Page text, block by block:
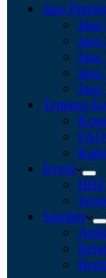
Jasa
Jasa
Tentang
FAQ
Karir
Event
BBF
Sumber